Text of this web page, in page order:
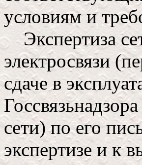
условиям и
Экспертиза
электросвязи
сдаче в
сети) по его
экспертизе и к